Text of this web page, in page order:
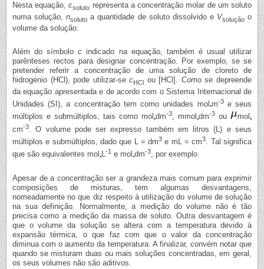
Nesta equação,csoluto representa a concentração molar de um soluto
numa solução,nsoluto a quantidade de soluto dissolvido e Vsolução o
volume da solução.
Além do símboloc indicado na equação, também é usual utilizar
parênteses rectos para designar concentração. Por exemplo, se se
pretender referir a concentração de uma solução de cloreto de
hidrogénio (HCl), pode utilizar-secHCl ou [HCl]. Como se depreende
da equação apresentada e de acordo com o Sistema Internacional de
Unidades (SI), a concentração tem como unidades mol m-3e seus
múltiplos e submúltiplos, tais como mol dm-3, mmol dm-3 ou
mol
cm-3. O volume pode ser expresso também em litros (L) e seus
múltiplos e submúltiplos, dado que L = dm3 e mL = cm3. Tal significa
que são equivalentes mol L-1 e mol dm-3, por exemplo.
Apesar de a concentração ser a grandeza mais comum para exprimir
composições de misturas, tem algumas desvantagens,
nomeadamente no que diz respeito à utilização do volume de solução
na sua definição. Normalmente, a medição do volume não é tão
precisa como a medição da massa de soluto. Outra desvantagem é
que o volume da solução se altera com a temperatura devido à
expansão térmica, o que faz com que o valor da concentração
diminua com o aumento da temperatura. A finalizar, convém notar que
quando se misturam duas ou mais soluções concentradas, em geral,
os seus volumes não são aditivos.